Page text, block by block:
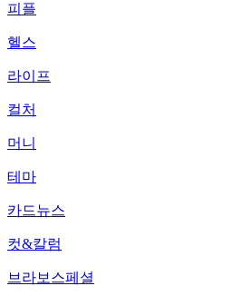
피플
헬스
라이프
컬처
머니
테마
카드뉴스
컷&칼럼
브라보스페셜